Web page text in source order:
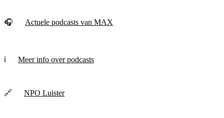
🎧 Actuele podcasts van MAX
ℹ️ Meer info over podcasts
🔗 NPO Luister